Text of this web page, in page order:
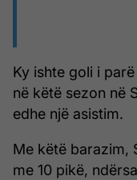
Ky ishte goli i
në këtë sezon në
edhe një asistim.
Me këtë barazim,
me 10 pikë,